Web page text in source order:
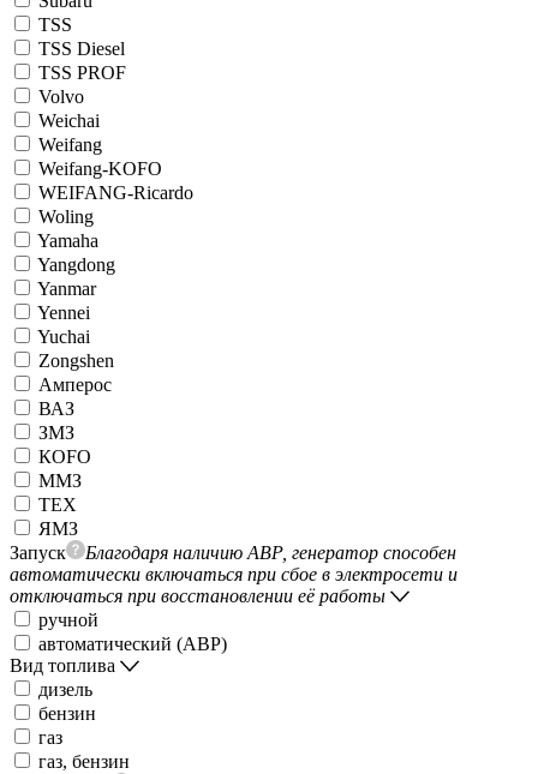
TSS
TSS Diesel
TSS PROF
Volvo
Weichai
Weifang
Weifang-KOFO
WEIFANG-Ricardo
Woling
Yamaha
Yangdong
Yanmar
Yennei
Yuchai
Zongshen
Амперос
ВАЗ
ЗМЗ
КОFO
ММЗ
ТЕХ
ЯМЗ
Запуск
Благодаря наличию АВР, генератор способен
автоматически включаться при сбое в электросети и
отключаться при восстановлении её работы
ручной
автоматический (АВР)
Вид топлива
дизель
бензин
газ
газ, бензин